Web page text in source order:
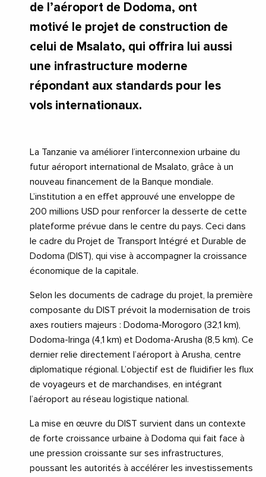
de l’aéroport de Dodoma, ont
motivé le projet de construction de
celui de Msalato, qui offrira lui aussi
une infrastructure moderne
répondant aux standards pour les
vols internationaux.
La Tanzanie va améliorer l’interconnexion urbaine du
futur aéroport international de Msalato, grâce à un
nouveau financement de la Banque mondiale.
L’institution a en effet approuvé une enveloppe de
200 millions USD pour renforcer la desserte de cette
plateforme prévue dans le centre du pays. Ceci dans
le cadre du Projet de Transport Intégré et Durable de
Dodoma (DIST), qui vise à accompagner la croissance
économique de la capitale.
Selon les documents de cadrage du projet, la première
composante du DIST prévoit la modernisation de trois
axes routiers majeurs : Dodoma-Morogoro (32,1 km),
Dodoma-Iringa (4,1 km) et Dodoma-Arusha (8,5 km). Ce
dernier relie directement l’aéroport à Arusha, centre
diplomatique régional. L’objectif est de fluidifier les flux
de voyageurs et de marchandises, en intégrant
l’aéroport au réseau logistique national.
La mise en œuvre du DIST survient dans un contexte
de forte croissance urbaine à Dodoma qui fait face à
une pression croissante sur ses infrastructures,
poussant les autorités à accélérer les investissements